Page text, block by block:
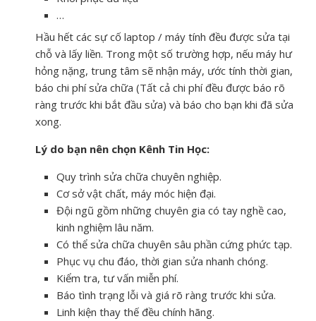
…
Hầu hết các sự cố laptop / máy tính đều được sửa tại
chỗ và lấy liền. Trong một số trường hợp, nếu máy hư
hỏng nặng, trung tâm sẽ nhận máy, ước tính thời gian,
báo chi phí sửa chữa (Tất cả chi phí đều được báo rõ
ràng trước khi bắt đầu sửa) và báo cho bạn khi đã sửa
xong.
Lý do bạn nên chọn Kênh Tin Học:
Quy trình sửa chữa chuyên nghiệp.
Cơ sở vật chất, máy móc hiện đại.
Đội ngũ gồm những chuyên gia có tay nghề cao,
kinh nghiệm lâu năm.
Có thể sửa chữa chuyên sâu phần cứng phức tạp.
Phục vụ chu đáo, thời gian sửa nhanh chóng.
Kiểm tra, tư vấn miễn phí.
Báo tình trạng lỗi và giá rõ ràng trước khi sửa.
Linh kiện thay thế đều chính hãng.